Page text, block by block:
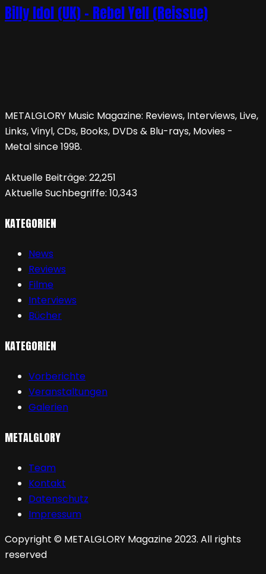
Billy Idol (UK) – Rebel Yell (Reissue)
METALGLORY Music Magazine: Reviews, Interviews, Live,
Links, Vinyl, CDs, Books, DVDs & Blu-rays, Movies -
Metal since 1998.
Aktuelle Beiträge: 22,251
Aktuelle Suchbegriffe: 10,343
KATEGORIEN
News
Reviews
Filme
Interviews
Bücher
KATEGORIEN
Vorberichte
Veranstaltungen
Galerien
METALGLORY
Team
Kontakt
Datenschutz
Impressum
Copyright © METALGLORY Magazine 2023. All rights
reserved